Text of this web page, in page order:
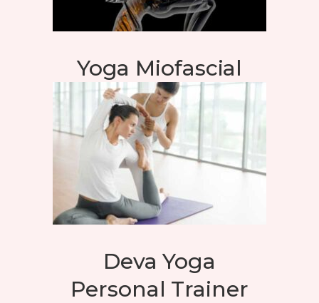
Yoga Miofascial
Deva Yoga
Personal Trainer